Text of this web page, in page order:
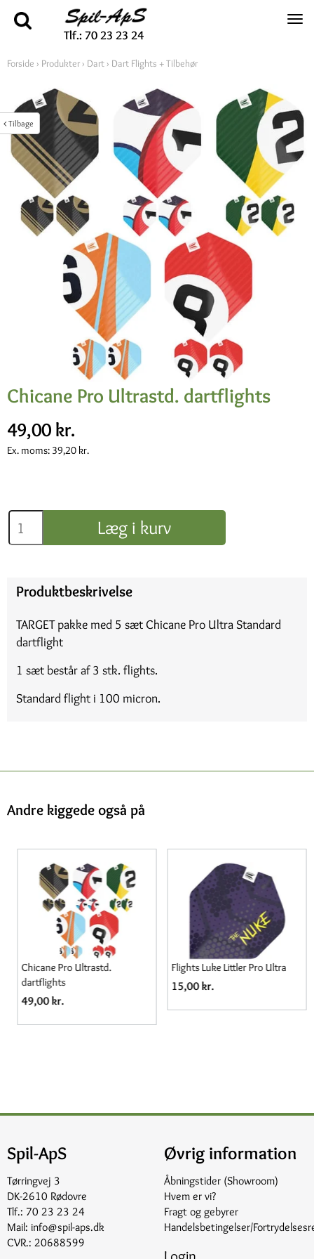
Tlf.: 70 23 23 24
Tilbage
Forside › Produkter› Dart› Dart Flights + Tilbehør
Chicane Pro Ultrastd. dartflights
49,00 kr.
Ex. moms: 39,20 kr.
Læg i kurv
Produktbeskrivelse
TARGET pakke med 5 sæt Chicane Pro Ultra Standard
dartflight
1 sæt består af 3 stk. flights.
Standard flight i 100 micron.
Andre kiggede også på
Chicane Pro Ultrastd.
dartflights
49,00 kr.
Flights Luke Littler Pro Ultra
15,00 kr.
Spil-ApS
Tørringvej 3
DK-2610 Rødovre
Tlf.: 70 23 23 24
Mail: info@spil-aps.dk
CVR.: 20688599
Øvrig information
Åbningstider (Showroom)
Hvem er vi?
Fragt og gebyrer
Handelsbetingelser/